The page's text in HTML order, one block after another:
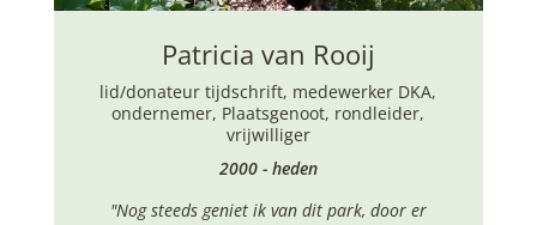
Patricia van Rooij
lid/donateur tijdschrift, medewerker DKA,
ondernemer, Plaatsgenoot, rondleider,
vrijwilliger
2000 - heden
"Nog steeds geniet ik van dit park, door er